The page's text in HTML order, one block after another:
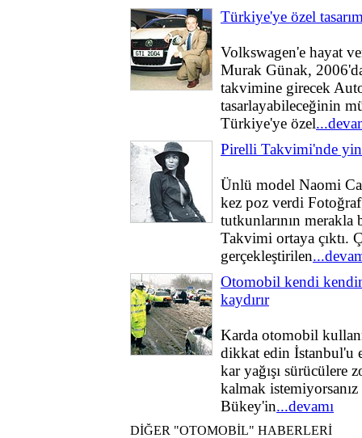
Türkiye'ye özel
Volkswagen'e hayat
Murak Günak,
takvimine girecek
tasarlayabileceğinin
Türkiye'ye özel
Pirelli Takvimi'nde
Ünlü model Naomi
kez poz verdi
tutkunlarının
Takvimi ortaya çıktı.
gerçekleştirilen
Otomobil kendi
kaydırır
Karda otomobil
dikkat edin İstanbul'u
kar yağışı sürücülere
kalmak
Bükey'in...devamı
DİĞER "OTOMOBİL" HABERLERİ